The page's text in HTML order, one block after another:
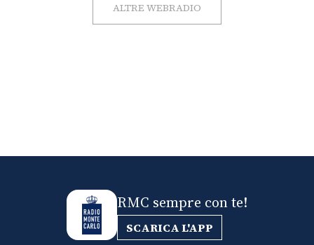
ALTRE WEBRADIO
RMC sempre con te!
SCARICA L'APP